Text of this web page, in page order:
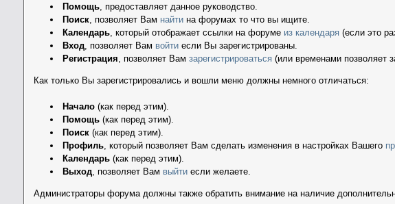
Помощь, предоставляет данное руководство.
Поиск, позволяет Вам найтина форумах то что вы ищите.
Календарь, который отображает ссылки на форуме из календаря(если это
Вход, позволяет Вам войтиесли Вы зарегистрированы.
Регистрация , позволяет Вам зарегистрироваться(или временами позволяет
Как только Вы зарегистрировались и вошли меню должны немного отличаться:
Начало(как перед этим).
Помощь(как перед этим).
Поиск(как перед этим).
Профиль, который позволяет Вам сделать изменения в настройках Вашего
Календарь(как перед этим).
Выход, позволяет Вам выйтиесли желаете.
Администраторы форума должны также обратить внимание на наличие